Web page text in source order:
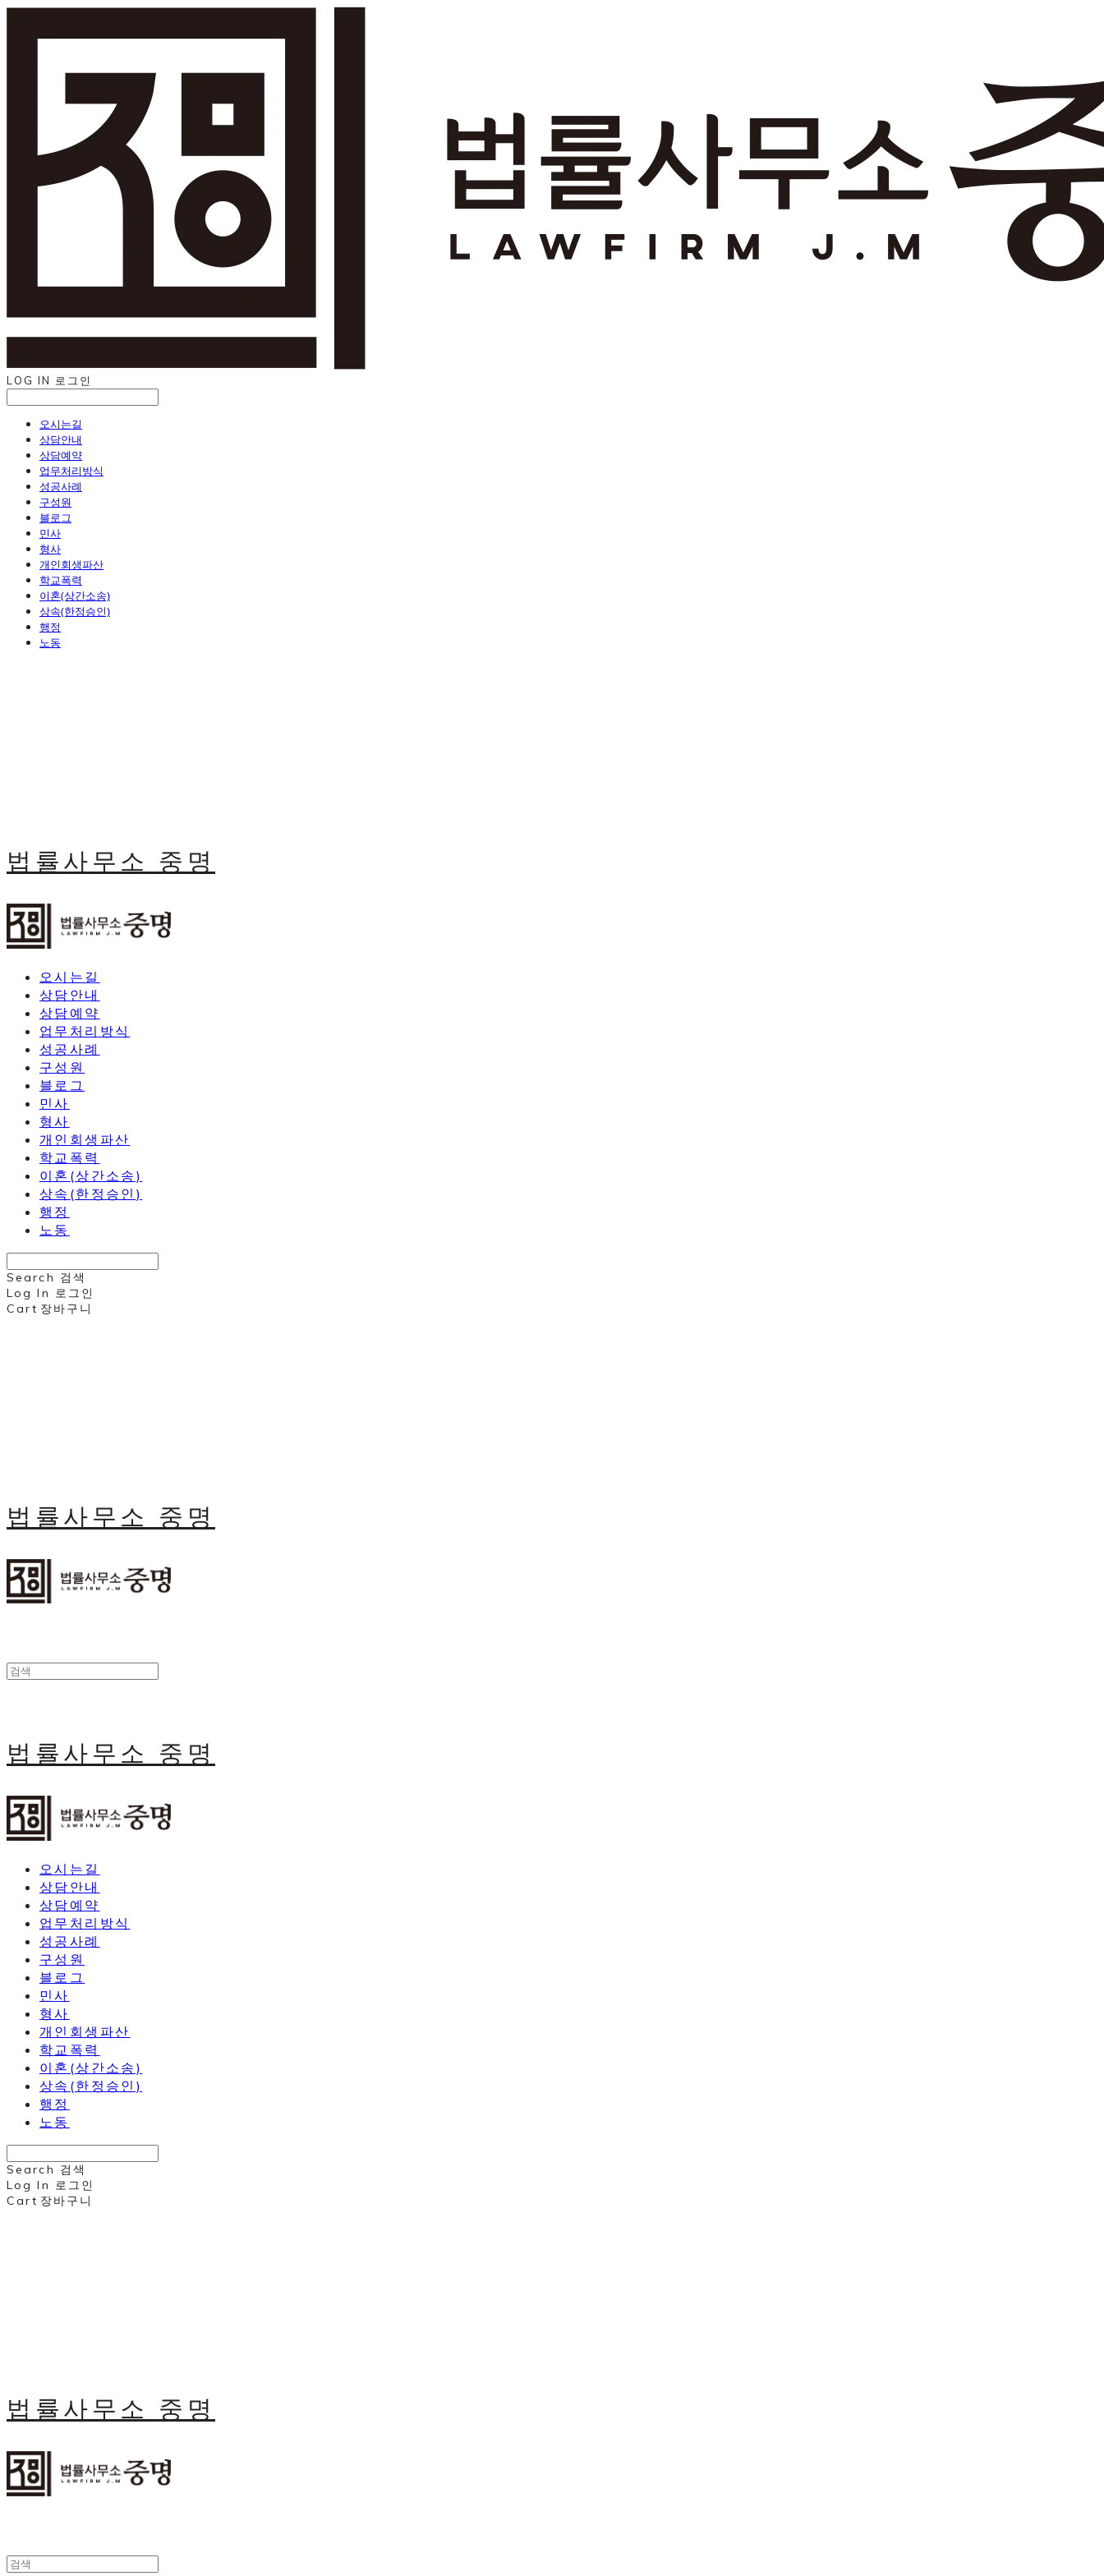
LOG IN 로그인
오시는길
상담안내
상담예약
업무처리방식
성공사례
구성원
블로그
민사
형사
개인회생파산
학교폭력
이혼(상간소송)
상속(한정승인)
행정
노동
법률사무소 중명
오시는길
상담안내
상담예약
업무처리방식
성공사례
구성원
블로그
민사
형사
개인회생파산
학교폭력
이혼(상간소송)
상속(한정승인)
행정
노동
Search 검색
Log In 로그인
Cart 장바구니
법률사무소 중명
법률사무소 중명
오시는길
상담안내
상담예약
업무처리방식
성공사례
구성원
블로그
민사
형사
개인회생파산
학교폭력
이혼(상간소송)
상속(한정승인)
행정
노동
Search 검색
Log In 로그인
Cart 장바구니
법률사무소 중명